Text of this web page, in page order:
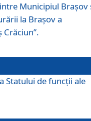
Municipiul Brașov
la Brașov a
Statului de funcţii ale